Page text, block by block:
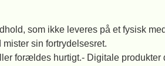
som ikke leveres på et fysisk
sin fortrydelsesret.
forældes hurtigt.- Digitale